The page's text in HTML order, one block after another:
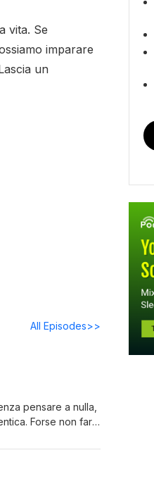
vita. Se
imparare
un
All Episodes>>
pensare a nulla,
Forse non fare
di Vikash